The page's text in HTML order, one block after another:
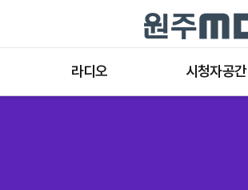
라디오 시청자공간